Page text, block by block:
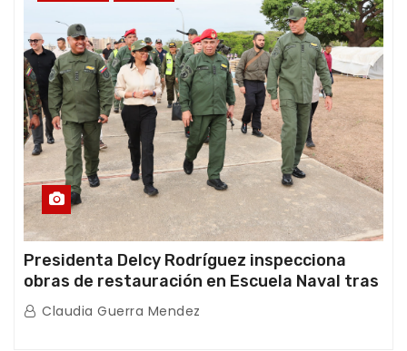
Presidenta Delcy Rodríguez inspecciona
obras de restauración en Escuela Naval tras
afectaciones sísmicas en La Guaira
Claudia Guerra Mendez